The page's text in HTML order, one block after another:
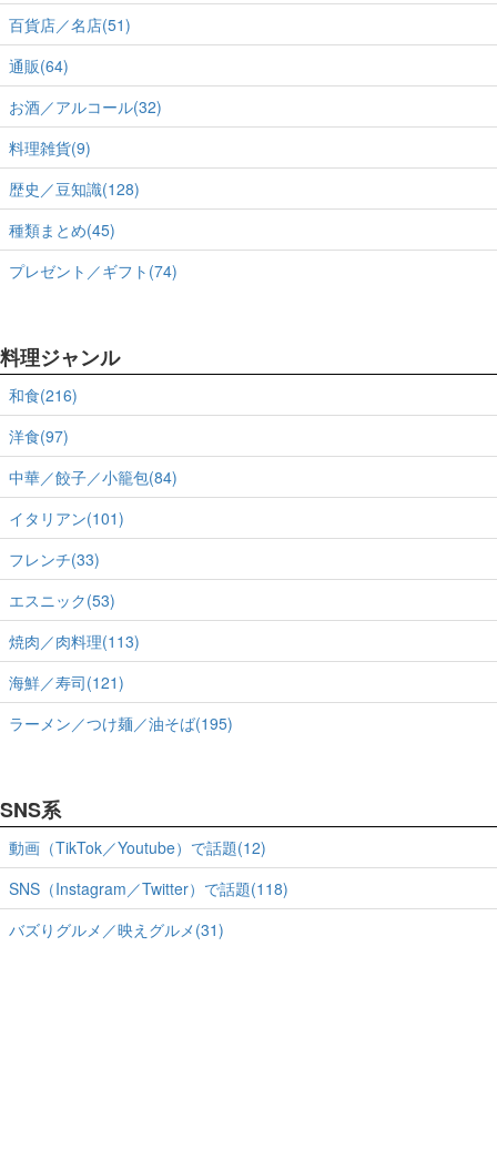
百貨店／名店(51)
通販(64)
お酒／アルコール(32)
料理雑貨(9)
歴史／豆知識(128)
種類まとめ(45)
プレゼント／ギフト(74)
料理ジャンル
和食(216)
洋食(97)
中華／餃子／小籠包(84)
イタリアン(101)
フレンチ(33)
エスニック(53)
焼肉／肉料理(113)
海鮮／寿司(121)
ラーメン／つけ麺／油そば(195)
SNS系
動画（TikTok／Youtube）で話題(12)
SNS（Instagram／Twitter）で話題(118)
バズりグルメ／映えグルメ(31)